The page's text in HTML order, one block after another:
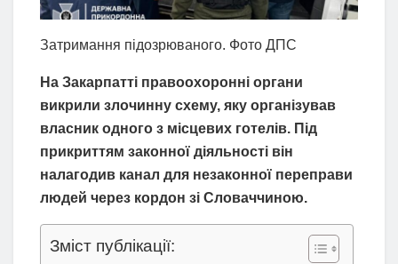
Затримання підозрюваного. Фото ДПС
На Закарпатті правоохоронні органи
викрили злочинну схему, яку організував
власник одного з місцевих готелів. Під
прикриттям законної діяльності він
налагодив канал для незаконної переправи
людей через кордон зі Словаччиною.
Зміст публікації: